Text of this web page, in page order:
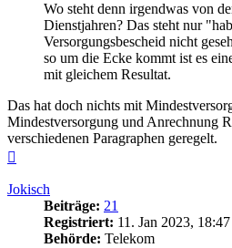
Wo steht denn irgendwas von
Dienstjahren? Das steht nur
Versorgungsbescheid nicht
so um die Ecke kommt ist es
mit gleichem Resultat.
Das hat doch nichts mit
Mindestversorgung und Anrechnung
verschiedenen Paragraphen geregelt.
Jokisch
Beiträge: 21
Registriert: 11. Jan 2023, 18:47
Behörde: Telekom